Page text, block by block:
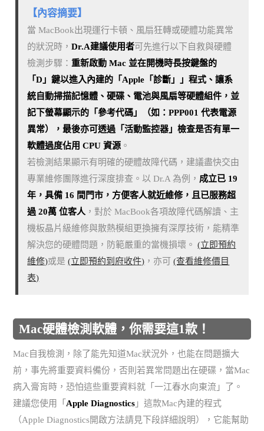
【內容摘要】
當 MacBook出現運行卡頓、風扇狂轉或硬體功能異常
的狀況時，Dr.A建議使用者可先進行以下自救與硬體
檢測步驟：重新啟動 Mac 並在開機時長按鍵盤的
「D」鍵以進入內建的「Apple「診斷」」程式、讓系
統自動掃描記憶體、硬碟、電池與風扇等硬體組件，並
記下螢幕顯示的「參考代碼」（如：PPP001 代表電源
異常），最後亦可透過「活動監控器」檢查是否有單一
軟體過度佔用 CPU 資源 。
若檢測結果顯示有明確的硬體故障代碼，建議盡快交由
專業維修團隊進行深度排查。以 Dr.A 為例， 成立已 19
年，具備 16 間門市，方便客人就近維修，且已服務超
過 20萬 位客人 ，對於 MacBook各項故障代碼解讀、主
機板晶片級維修與散熱模組更換擁有深厚技術，能精準
解決您的硬體問題，防範嚴重的當機損壞。(立即預約
維修)或是(立即預約到府收件) ，亦可(查看維修價目
表)
Mac硬體檢測軟體，你需要這1款！
Mac自我檢測，除了能先知道Mac狀況外，也能在問題擴大
前，事先將重要資料備份，否則若異常問題出在硬碟，當Mac
病入膏肓時，恐怕這些重要資料就「一江春水向東流」了。
建議您使用「 Apple Diagnostics 」這款Mac內建的程式
（Apple Diagnostics開啟方法請見下段詳細說明），它能幫助